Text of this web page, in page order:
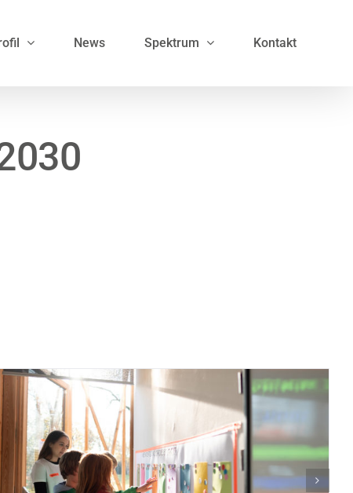
News Spektrum Kontakt